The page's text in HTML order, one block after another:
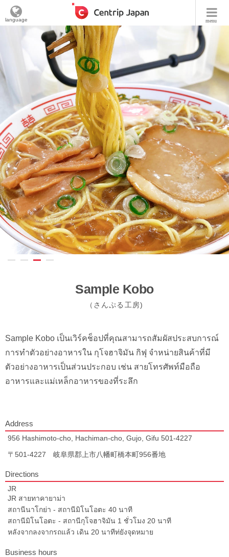
menu
language
Sample Kobo
（さんぷる工房)
Sample Kobo เป็นเวิร์คช็อปที่คุณสามารถสัมผัสประสบการณ์
การทำตัวอย่างอาหารใน กุโจฮาจิมัน กิฟุ จำหน่ายสินค้าที่มี
ตัวอย่างอาหารเป็นส่วนประกอบ เช่น สายโทรศัพท์มือถือ
อาหารและแม่เหล็กอาหารของที่ระลึก
Address
956 Hashimoto-cho, Hachiman-cho, Gujo, Gifu 501-4227
〒501-4227 岐阜県郡上市八幡町橋本町956番地
Directions
JR
JR สายทาคายาม่า
สถานีนาโกย่า - สถานีมิโนโอตะ 40 นาที
สถานีมิโนโอตะ - สถานีกุโจฮาจิมัน 1 ชั่วโมง 20 นาที
หลังจากลงจากรถแล้ว เดิน 20 นาทีท่ยังจุดหมาย
Business hours